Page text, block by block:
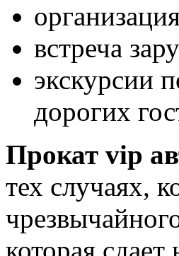
встреча
экскурсии
дорогих
Прокат vip
тех случаях,